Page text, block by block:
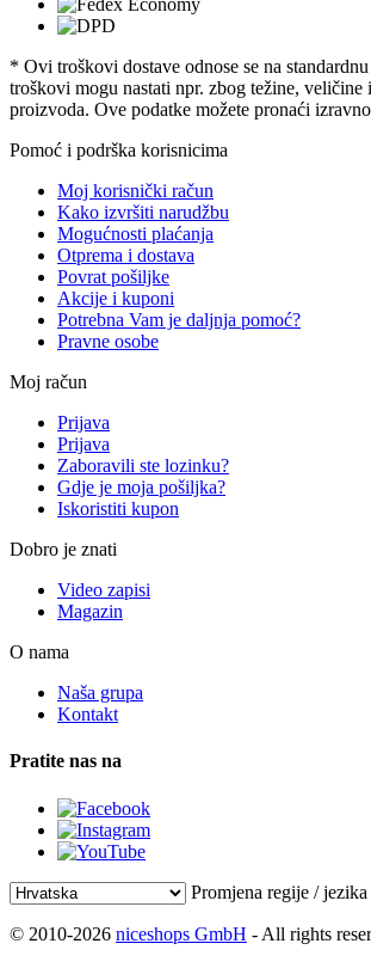
* Ovi troškovi dostave odnose se na
troškovi mogu nastati npr. zbog težine, veličine
proizvoda. Ove podatke možete pronaći
Pomoć i podrška korisnicima
Moj korisnički račun
Kako izvršiti narudžbu
Mogućnosti plaćanja
Otprema i dostava
Povrat pošiljke
Akcije i kuponi
Potrebna Vam je daljnja pomoć?
Pravne osobe
Moj račun
Prijava
Prijava
Zaboravili ste lozinku?
Gdje je moja pošiljka?
Iskoristiti kupon
Dobro je znati
Video zapisi
Magazin
O nama
Naša grupa
Kontakt
Pratite nas na
Promjena regije / jezika
© 2010-2026 niceshops GmbH - All rights